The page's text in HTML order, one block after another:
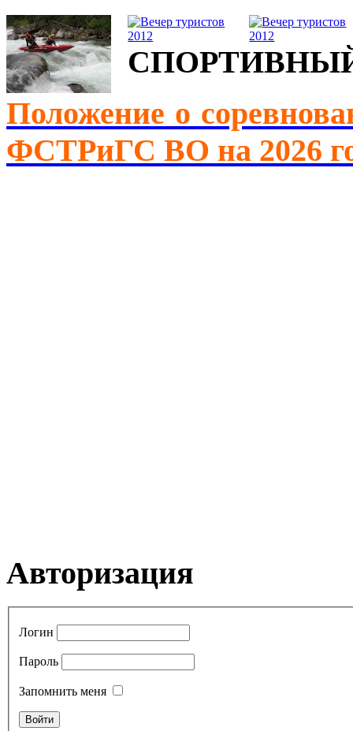
Положение о
ФСТРиГС ВО на 2026
Авторизация
Логин
Пароль
Запомнить меня